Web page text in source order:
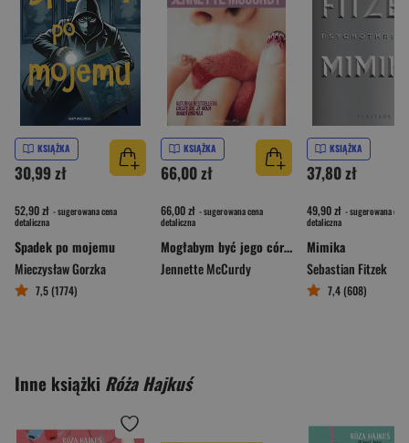
KSIĄŻKA
30,99 zł
52,90 zł - sugerowana cena
detaliczna
Spadek po mojemu
Mieczysław Gorzka
7,5 (1774)
KSIĄŻKA
66,00 zł
66,00 zł - sugerowana cena
detaliczna
Mogłabym być jego córką
Jennette McCurdy
KSIĄŻKA
37,80 zł
49,90 zł - sugerowana cena
detaliczna
Mimika
Sebastian Fitzek
7,4 (608)
Inne książki Róża Hajkuś